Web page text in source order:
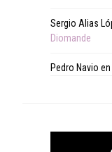
Sergio Alias
Diomande
Pedro Navio en